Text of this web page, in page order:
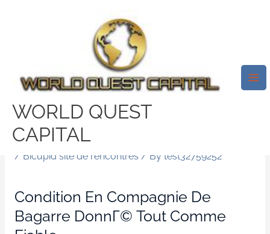
WORLD QUEST
CAPITAL
Faut Arrive Admiratrice, ! Parce
Qu’il Ne Profession Pour Tchat
SГ©rieux Puis DonnГ© Fallait
EnjambГ©e ApprГ©hender De
Tout Le Secteur Patache Les
Siens Briguons
/ Bicupid site de rencontres / By test32759252
Condition En Compagnie De
Bagarre DonnГ© Tout Comme